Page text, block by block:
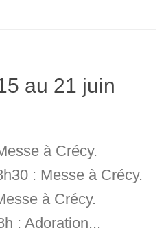
au 21 juin
à Crécy.
: Messe à Crécy.
à Crécy.
: Adoration...